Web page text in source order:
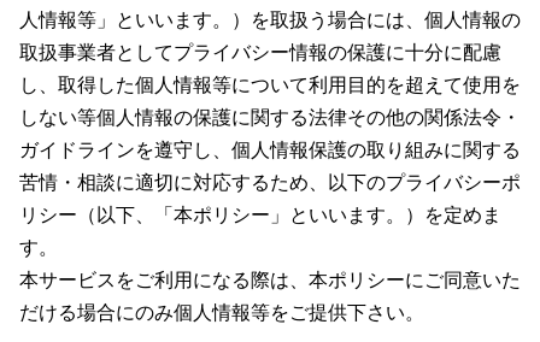
人情報等」といいます。）を取扱う場合には、個人情報の
取扱事業者としてプライバシー情報の保護に十分に配慮
し、取得した個人情報等について利用目的を超えて使用を
しない等個人情報の保護に関する法律その他の関係法令・
ガイドラインを遵守し、個人情報保護の取り組みに関する
苦情・相談に適切に対応するため、以下のプライバシーポ
リシー（以下、「本ポリシー」といいます。）を定めま
す。
本サービスをご利用になる際は、本ポリシーにご同意いた
だける場合にのみ個人情報等をご提供下さい。